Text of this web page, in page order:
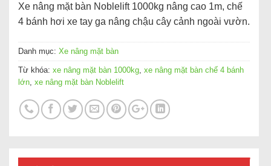
Xe nâng mặt bàn Noblelift 1000kg nâng cao 1m, chế
4 bánh hơi xe tay ga nâng chậu cây cảnh ngoài vườn.
Danh mục: Xe nâng mặt bàn
Từ khóa: xe nâng mặt bàn 1000kg xe nâng mặt bàn chế 4 bánh
lớn xe nâng mặt bàn Noblelift